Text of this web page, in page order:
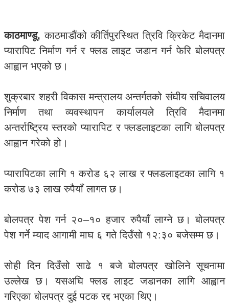
काठमाण्डू,काठमाडौंको कीर्तिपुरस्थित त्रिवि क्रिकेट मैदानमा
प्यारापिट निर्माण गर्न र फ्लड लाइट जडान गर्न फेरि बोलपत्र
आह्वान भएको छ।
शुक्रबार शहरी विकास मन्त्रालय अन्तर्गतको संघीय सचिवालय
निर्माण तथा व्यवस्थापन कार्यालयले त्रिवि मैदानमा
अन्तर्राष्ट्रिय स्तरको प्यारापिट र फ्लडलाइटका लागि बोलपत्र
आह्वान गरेको हो।
प्यारापिटका लागि १ करोड ६२ लाख र फ्लडलाइटका लागि १
करोड ७३ लाख रुपैयाँ लागत छ।
बोलपत्र पेश गर्न २०–१० हजार रुपैयाँ लाग्ने छ। बोलपत्र
पेश गर्ने म्याद आगामी माघ ६ गते दिउँसो १२:३० बजेसम्म छ।
सोही दिन दिउँसो साढे १ बजे बोलपत्र खोलिने सूचनामा
उल्लेख छ। यसअघि फ्लड लाइट जडानका लागि आह्वान
गरिएका बोलपत्र दुई पटक रद्द भएका थिए।